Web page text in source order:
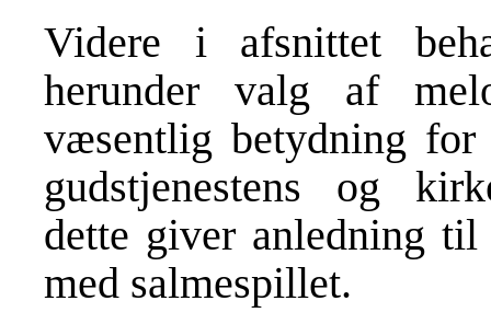
Videre i afsnittet
herunder valg af
væsentlig betydning
gudstjenestens og
dette giver anledning
med salmespillet.